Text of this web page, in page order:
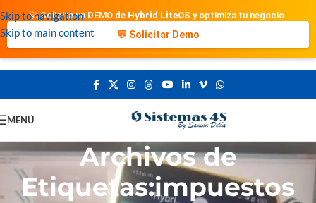
Skip to navigation
Skip to main content
🚀 Solicita un DEMO de Hybrid LiteOS y optimiza tu negocio.
💬 Solicitar Demo
MENÚ
Archivos de
Etiquetas:impuestos